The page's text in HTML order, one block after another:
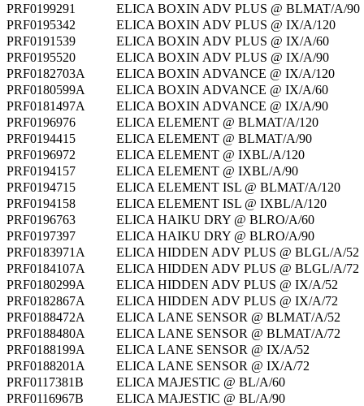
PRF0199291
ELICA BOXIN ADV PLUS @ BLMAT/A/90
PRF0195342
ELICA BOXIN ADV PLUS @ IX/A/120
PRF0191539
ELICA BOXIN ADV PLUS @ IX/A/60
PRF0195520
ELICA BOXIN ADV PLUS @ IX/A/90
PRF0182703A
ELICA BOXIN ADVANCE @ IX/A/120
PRF0180599A
ELICA BOXIN ADVANCE @ IX/A/60
PRF0181497A
ELICA BOXIN ADVANCE @ IX/A/90
PRF0196976
ELICA ELEMENT @ BLMAT/A/120
PRF0194415
ELICA ELEMENT @ BLMAT/A/90
PRF0196972
ELICA ELEMENT @ IXBL/A/120
PRF0194157
ELICA ELEMENT @ IXBL/A/90
PRF0194715
ELICA ELEMENT ISL @ BLMAT/A/120
PRF0194158
ELICA ELEMENT ISL @ IXBL/A/120
PRF0196763
ELICA HAIKU DRY @ BLRO/A/60
PRF0197397
ELICA HAIKU DRY @ BLRO/A/90
PRF0183971A
ELICA HIDDEN ADV PLUS @ BLGL/A/52
PRF0184107A
ELICA HIDDEN ADV PLUS @ BLGL/A/72
PRF0180299A
ELICA HIDDEN ADV PLUS @ IX/A/52
PRF0182867A
ELICA HIDDEN ADV PLUS @ IX/A/72
PRF0188472A
ELICA LANE SENSOR @ BLMAT/A/52
PRF0188480A
ELICA LANE SENSOR @ BLMAT/A/72
PRF0188199A
ELICA LANE SENSOR @ IX/A/52
PRF0188201A
ELICA LANE SENSOR @ IX/A/72
PRF0117381B
ELICA MAJESTIC @ BL/A/60
PRF0116967B
ELICA MAJESTIC @ BL/A/90